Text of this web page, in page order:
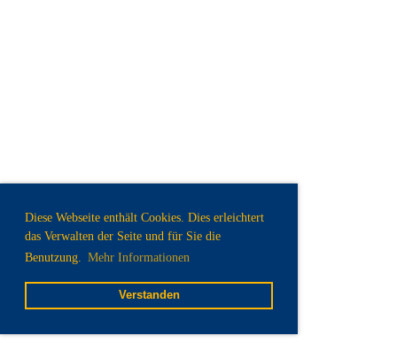
Diese Webseite enthält Cookies. Dies erleichtert
das Verwalten der Seite und für Sie die
Benutzung. Mehr Informationen
Verstanden